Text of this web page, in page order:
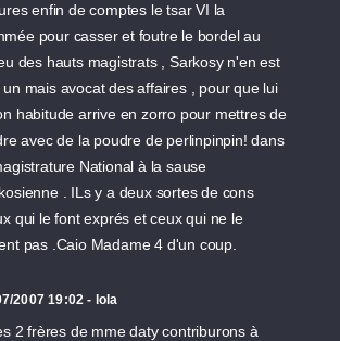
enfin de comptes le tsar VI la
pour casser et foutre le bordel au
des hauts magistrats , Sarkosy n'en est
un mais avocat des affaires , pour que lui
habitude arrive en zorro pour mettres de
avec de la poudre de perlinpinpin! dans
National à la sause
. ILs y a deux sortes de cons
qui le font exprés et ceux qui ne le
pas .Caio Madame 4 d'un coup.
2007 19:02 - lola
2 frères de mme daty contriburons à